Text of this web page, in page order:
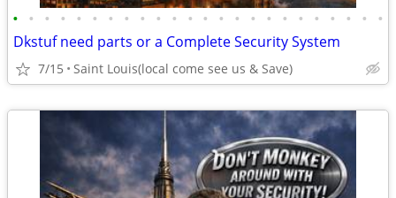
• • • • • • • • • • • • • • • • • • • • • • • •
Dkstuf need parts or a Complete Security System
7/15 Saint Louis(local come see us & Save)